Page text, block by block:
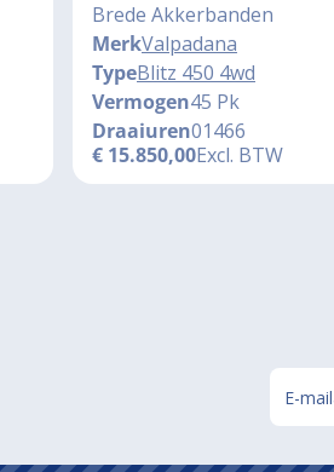
Brede Akkerbanden
MerkValpadana
TypeBlitz 450 4wd
Vermogen45 Pk
Draaiuren01466
€ 15.850,00Excl. BTW